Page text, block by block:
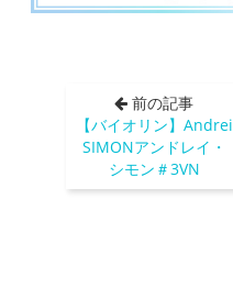
前の記事
【バイオリン】Andrei
SIMONアンドレイ・
シモン＃3VN